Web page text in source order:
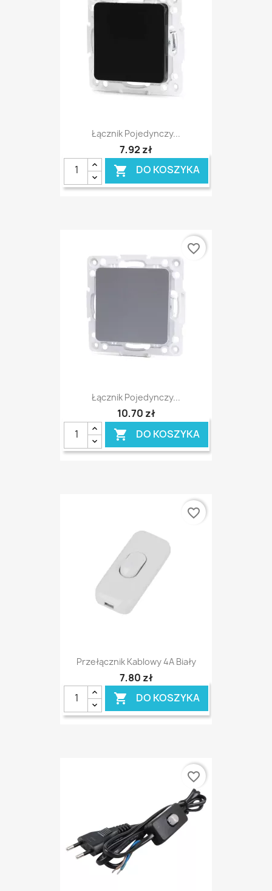
Łącznik Pojedynczy...
7,92 zł
 DO KOSZYKA
Łącznik Pojedynczy...
10,70 zł
 DO KOSZYKA
favorite_border
Przełącznik Kablowy 4A Biały
7,80 zł
 DO KOSZYKA
favorite_border
favorite_border